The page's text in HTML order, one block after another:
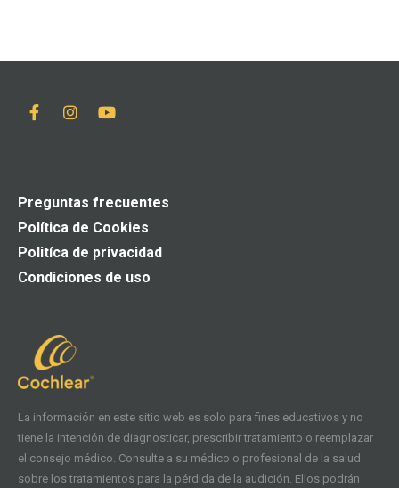
La información en este sitio web es solo para fines educativos y no
tiene la intención de diagnosticar, prescribir tratamiento o reemplazar
el consejo médico. Consulte a su médico o profesional de la salud
sobre los tratamientos para la pérdida de la audición. Ellos podrán
Preguntas frecuentes
Política de Cookies
Politíca de privacidad
Condiciones de uso